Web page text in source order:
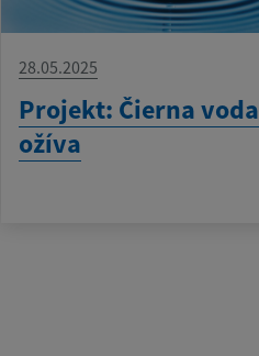
28.05.2025
Projekt: Čierna voda
ožíva